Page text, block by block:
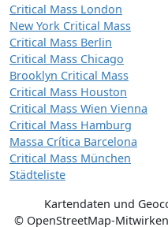
Critical Mass London
New York Critical Mass
Critical Mass Berlin
Critical Mass Chicago
Brooklyn Critical Mass
Critical Mass Houston
Critical Mass Wien Vienna
Critical Mass Hamburg
Massa Crítica Barcelona
Critical Mass München
Städteliste
Kartendaten und
© OpenStreetMap-